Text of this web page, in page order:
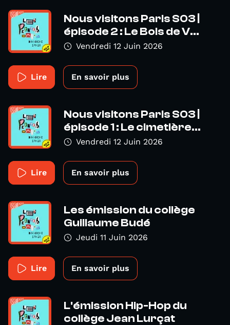
Nous visitons Paris S03 |
épisode 2 : Le Bois de V...
Vendredi 12 Juin 2026
Lire En savoir plus
Nous visitons Paris S03 |
épisode 1 : Le cimetière...
Vendredi 12 Juin 2026
Lire En savoir plus
Les émission du collège
Guillaume Budé
Jeudi 11 Juin 2026
Lire En savoir plus
L'émission Hip-Hop du
collège Jean Lurçat